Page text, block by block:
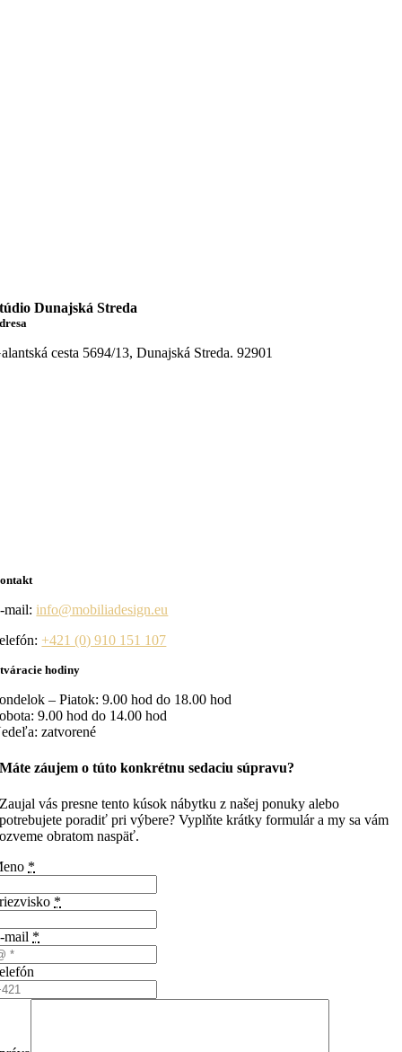
Dunajská Streda
cesta 5694/13, Dunajská Streda. 92901
mail:info@mobiliadesign.eu
+421 (0) 910 151 107
hodiny
– Piatok: 9.00 hod do 18.00 hod
9.00 hod do 14.00 hod
zatvorené
Máte záujem o túto konkrétnu sedaciu súpravu?
Zaujal vás presne tento kúsok nábytku z našej ponuky alebo
potrebujete poradiť pri výbere? Vyplňte krátky formulár a my sa vám
ozveme obratom naspäť.
*
*
mail *